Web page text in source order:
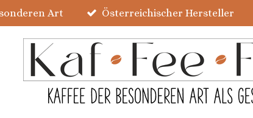
Art Österreichischer Hersteller